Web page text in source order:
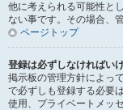
他に考えられる可能性と
ない事です。その場合、
ページトップ
登録は必ずしなければい
掲示板の管理方針によっ
で必ずしも登録する必要
使用、プライベートメッ